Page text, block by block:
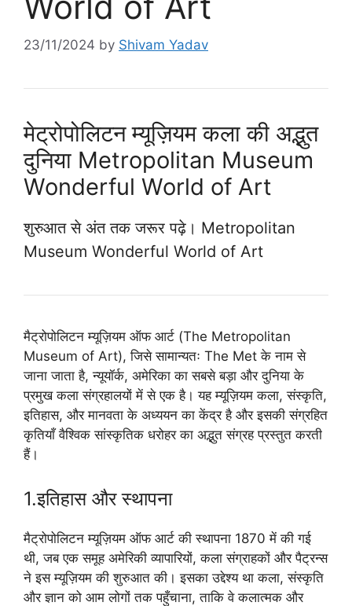
23/11/2024 by Shivam Yadav
मेट्रोपोलिटन म्यूज़ियम कला की अद्भुत
दुनिया Metropolitan Museum
Wonderful World of Art
शुरुआत से अंत तक जरूर पढ़े। Metropolitan
Museum Wonderful World of Art
मैट्रोपोलिटन म्यूज़ियम ऑफ आर्ट (The Metropolitan
Museum of Art), जिसे सामान्यतः The Met के नाम से
जाना जाता है, न्यूयॉर्क, अमेरिका का सबसे बड़ा और दुनिया के
प्रमुख कला संग्रहालयों में से एक है। यह म्यूज़ियम कला, संस्कृति,
इतिहास, और मानवता के अध्ययन का केंद्र है और इसकी संग्रहित
कृतियाँ वैश्विक सांस्कृतिक धरोहर का अद्भुत संग्रह प्रस्तुत करती
हैं।
1.इतिहास और स्थापना
मैट्रोपोलिटन म्यूज़ियम ऑफ आर्ट की स्थापना 1870 में की गई
थी, जब एक समूह अमेरिकी व्यापारियों, कला संग्राहकों और पैट्रन्स
ने इस म्यूज़ियम की शुरुआत की। इसका उद्देश्य था कला, संस्कृति
और ज्ञान को आम लोगों तक पहुँचाना, ताकि वे कलात्मक और